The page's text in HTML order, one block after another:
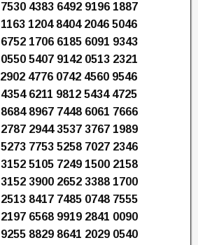
4383 6492 9196 1887
1204 8404 2046 5046
1706 6185 6091 9343
5407 9142 0513 2321
4776 0742 4560 9546
6211 9812 5434 4725
8967 7448 6061 7666
2944 3537 3767 1989
7753 5258 7027 2346
5105 7249 1500 2158
3900 2652 3388 1700
8417 7485 0748 7555
6568 9919 2841 0090
8829 8641 2029 0540